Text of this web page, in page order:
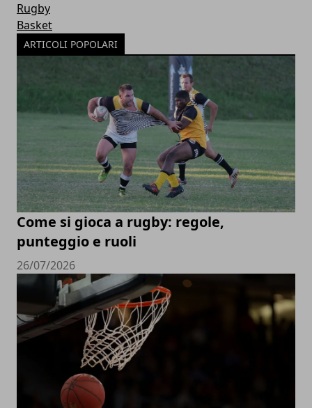
Rugby
Basket
ARTICOLI POPOLARI
Come si gioca a rugby: regole,
punteggio e ruoli
26/07/2026